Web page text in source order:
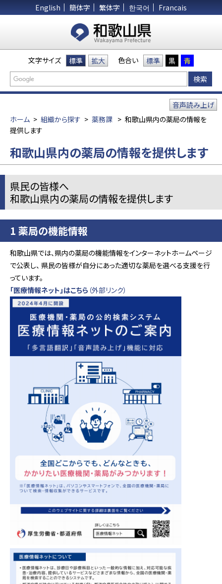
English 簡体字 繁体字 한국어 Francais
文字サイズ 標準 拡大 色合い 標準 黒 青
ホーム > 組織から探す > 薬務課 > 和歌山県内の薬局の情報を
提供します
音声読み上げ
和歌山県内の薬局の情報を提供します
県民の皆様へ
和歌山県内の薬局の情報を提供します
1 薬局の機能情報
和歌山県では、県内の薬局の機能情報をインターネットホームページ
で公表し、 県民の皆様が自分にあった適切な薬局を選べる支援を行
っています。
「医療情報ネット」はこちら （外部リンク）